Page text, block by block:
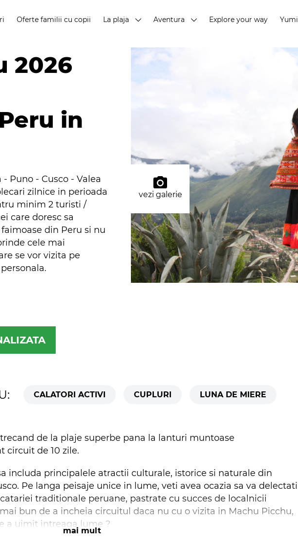
Oferte familii cu copii La plaja Aventura Explore your way Yumi
2026
in
Puno - Cusco - Valea
zilnice in perioada
minim 2 turisti /
care doresc sa
din Peru si nu
cele mai
se vor vizita pe
vezi galerie
CALATORI ACTIVI CUPLURI LUNA DE MIERE
de la plaje superbe pana la lanturi muntoase
circuit de 10 zile.
includa principalele atractii culturale, istorice si naturale din
Pe langa peisaje unice in lume, veti avea ocazia sa va delectati
traditionale peruane, pastrate cu succes de localnicii
bun de a incheia circuitul daca nu cu o vizita in Machu Picchu,
a uimit intreaga lume ?
mai mult